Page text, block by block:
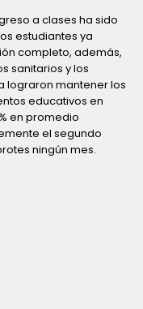
a clases ha sido
estudiantes ya
completo, además,
sanitarios y los
lograron mantener los
educativos en
en promedio
el segundo
ningún mes.